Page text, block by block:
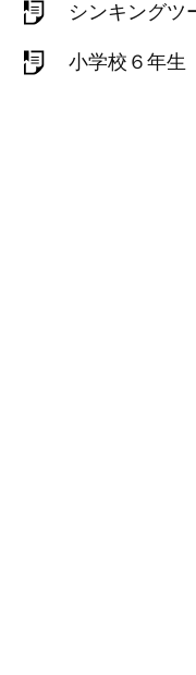
シンキングツ
小学校６年生